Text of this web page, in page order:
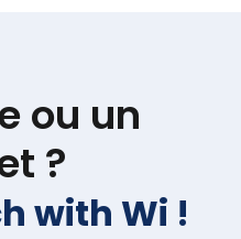
ou un
?
with Wi !